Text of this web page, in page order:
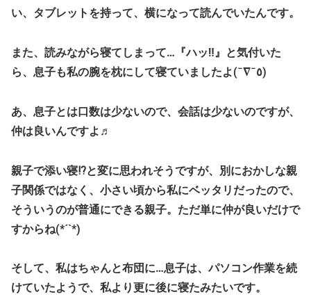
い、タブレットを持って、横になって読んでいたんです。
また、読みながら寝てしまって…『ハッ‼』と気付いた
ら、息子も私の腕を枕にして寝ていましたよ(¯∇¯٥)
あ、息子とは口数は少ないので、会話は少ないのですが、
仲は良いんですよ♬
親子で添い寝⁉と変に思われそうですが、別におかしな親
子関係ではなく、小さい頃から私にベッタリだったので、
そういうのが普通にできる親子。ただ単に仲が良いだけで
すからね(*´`*)
そして、私はちゃんと布団に…息子は、パソコン作業を続
けていたようで、私より更に後に寝たみたいです。